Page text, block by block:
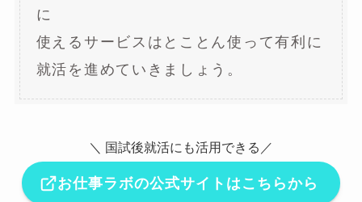
に
使えるサービスはとことん使って有利に
就活を進めていきましょう。
＼ 国試後就活にも活用できる／
お仕事ラボの公式サイトはこちらから